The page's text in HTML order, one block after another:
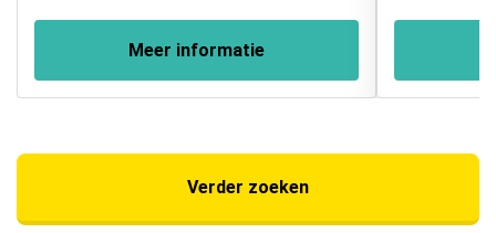
Meer informatie
Verder zoeken